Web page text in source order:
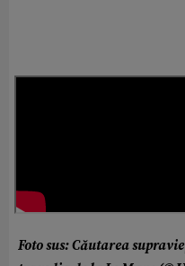
Foto sus: Căutarea